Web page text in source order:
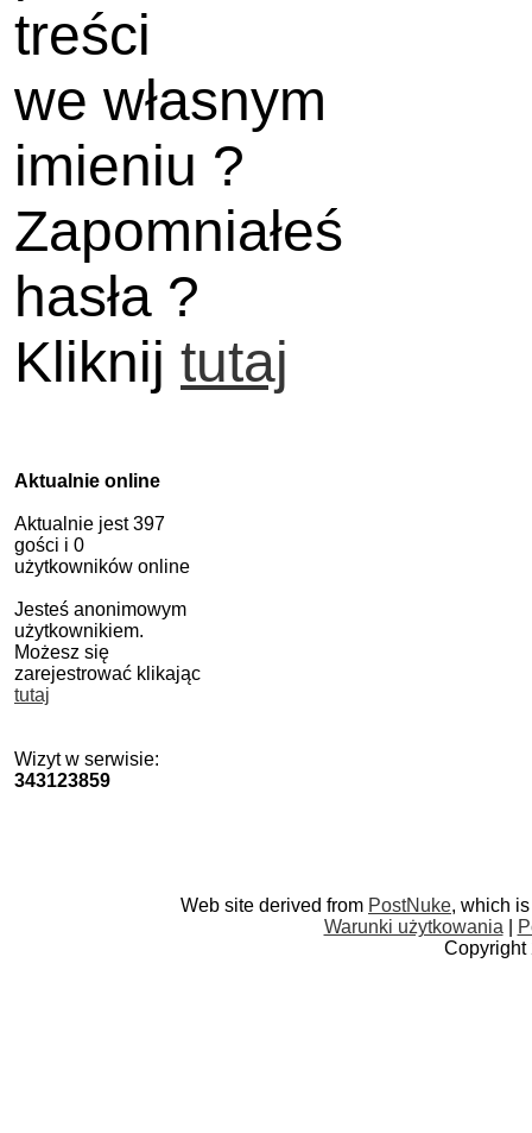
treści
we własnym
imieniu ?
Zapomniałeś
hasła ?
Kliknij tutaj
Aktualnie online
Aktualnie jest 397
gości i 0
użytkowników online
Jesteś anonimowym
użytkownikiem.
Możesz się
zarejestrować klikając
tutaj
Wizyt w serwisie:
343123859
Web site derived from PostNuke, which
Warunki użytkowania
Copyright